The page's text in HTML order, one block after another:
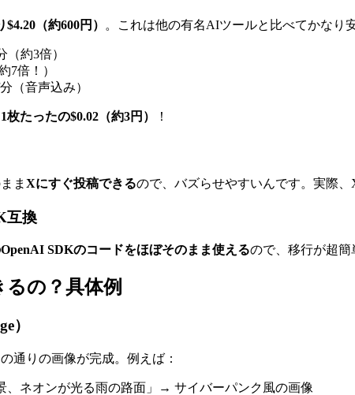
$4.20（約600円） 。これは他の有名AIツールと比べてかなり
（約3倍）
7倍！）
分（音声込み）
1枚たったの$0.02（約3円） ！
ま Xにすぐ投稿できるので、バズらせやすいんです。実際、
互換
SDKのコードをほぼそのまま使えるので、移行が超簡
の？具体例
）
通りの画像が完成。例えば：
、ネオンが光る雨の路面」→ サイバーパンク風の画像